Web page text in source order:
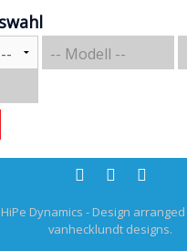
Dynamics - Design
vanhecklundt designs.